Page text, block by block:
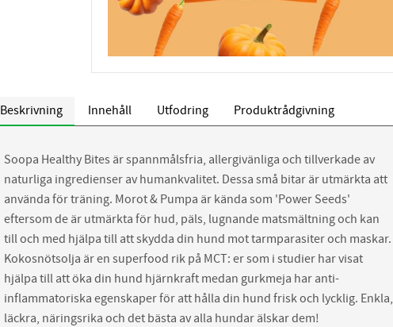
Beskrivning Innehåll Utfodring Produktrådgivning
Soopa Healthy Bites är spannmålsfria, allergivänliga och tillverkade av
naturliga ingredienser av humankvalitet. Dessa små bitar är utmärkta att
använda för träning. Morot & Pumpa är kända som 'Power Seeds'
eftersom de är utmärkta för hud, päls, lugnande matsmältning och kan
till och med hjälpa till att skydda din hund mot tarmparasiter och maskar.
Kokosnötsolja är en superfood rik på MCT: er som i studier har visat
hjälpa till att öka din hund hjärnkraft medan gurkmeja har anti-
inflammatoriska egenskaper för att hålla din hund frisk och lycklig. Enkla,
läckra, näringsrika och det bästa av alla hundar älskar dem!